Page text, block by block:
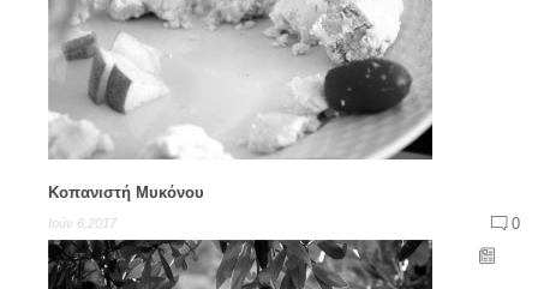
Κοπανιστή Μυκόνου
Ιούν 6,2017 0